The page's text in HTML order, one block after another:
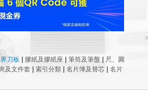
刀板 膠紙及膠紙座 筆筒及筆盤
尺、圓
及文件套
索引分類 名片簿及替芯 名片